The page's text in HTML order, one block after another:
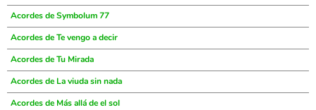
Acordes de Symbolum 77
Acordes de Te vengo a decir
Acordes de Tu Mirada
Acordes de La viuda sin nada
Acordes de Más allá de el sol